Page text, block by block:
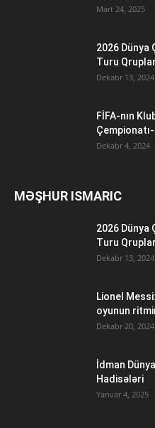
Mart 24, 2025
2026 Dünya
Turu
Dekabr 13, 2024
FİFA-nın
Dekabr 4, 2024
MƏŞHUR ISMARIC
2026 Dünya
Turu
Dekabr 13, 2024
Lionel
oyunun
Dekabr 20, 2024
İdman
Hadisələri
Yanvar 4, 2025